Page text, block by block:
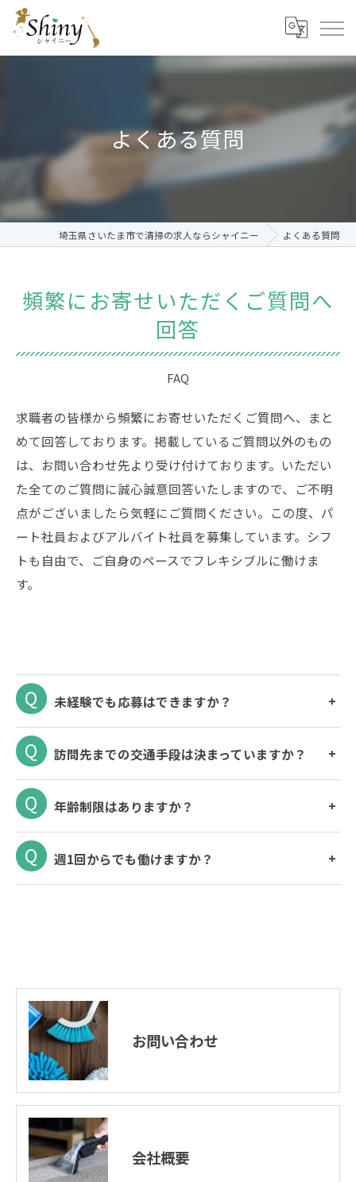
よくある質問
埼玉県さいたま市で清掃の求人ならシャイニー よくある質問
頻繁にお寄せいただくご質問へ
回答
FAQ
求職者の皆様から頻繁にお寄せいただくご質問へ、まと
めて回答しております。掲載しているご質問以外のもの
は、お問い合わせ先より受け付けております。いただい
た全てのご質問に誠心誠意回答いたしますので、ご不明
点がございましたら気軽にご質問ください。この度、パ
ート社員およびアルバイト社員を募集しています。シフ
トも自由で、ご自身のペースでフレキシブルに働けま
す。
未経験でも応募はできますか？
訪問先までの交通手段は決まっていますか？
年齢制限はありますか？
週1回からでも働けますか？
お問い合わせ
会社概要